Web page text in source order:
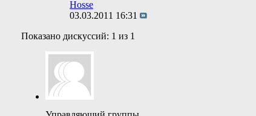
Hosse
03.03.2011 16:31
Показано дискуссий: 1 из 1